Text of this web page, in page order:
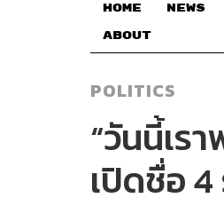
HOME NEWS
ABOUT
POLITICS
“วันนี้เร
เปิดชื่อ